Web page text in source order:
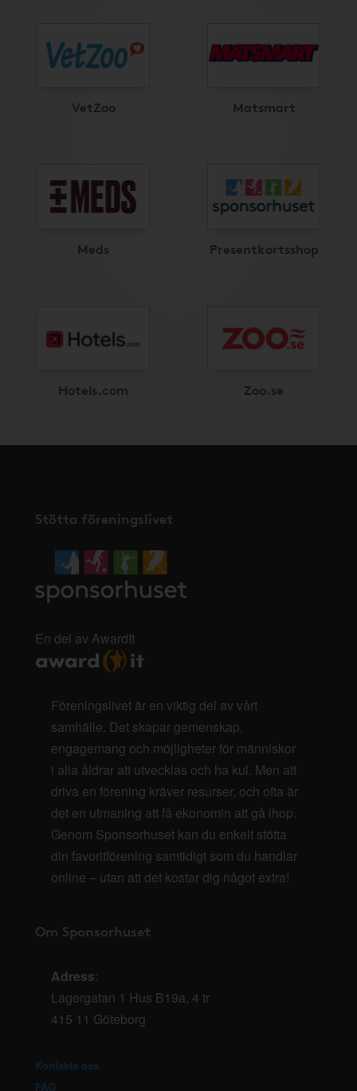
VetZoo Matsmart
Meds Presentkortsshop
Hotels.com Zoo.se
Stötta föreningslivet
En del av AwardIt
Föreningslivet är en viktig del av vårt
samhälle. Det skapar gemenskap,
engagemang och möjligheter för människor
i alla åldrar att utvecklas och ha kul. Men att
driva en förening kräver resurser, och ofta är
det en utmaning att få ekonomin att gå ihop.
Genom Sponsorhuset kan du enkelt stötta
din favoritförening samtidigt som du handlar
online – utan att det kostar dig något extra!
Om Sponsorhuset
Adress:
Lagergatan 1 Hus B19a, 4 tr
415 11 Göteborg
Kontakta oss
FAQ